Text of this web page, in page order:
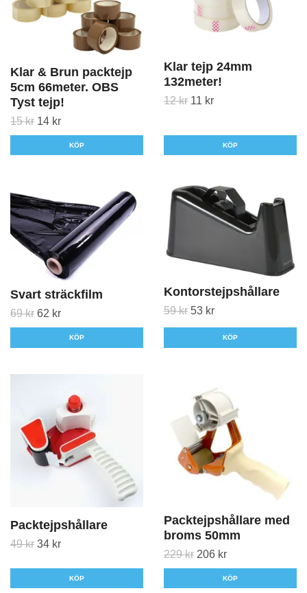
Klar & Brun packtejp
5cm 66meter. OBS
Tyst tejp!
15 kr 14 kr
KÖP
Klar tejp 24mm
132meter!
12 kr 11 kr
KÖP
Svart sträckfilm
69 kr 62 kr
KÖP
Kontorstejpshållare
59 kr 53 kr
KÖP
Packtejpshållare
49 kr 34 kr
KÖP
Packtejpshållare med
broms 50mm
229 kr 206 kr
KÖP